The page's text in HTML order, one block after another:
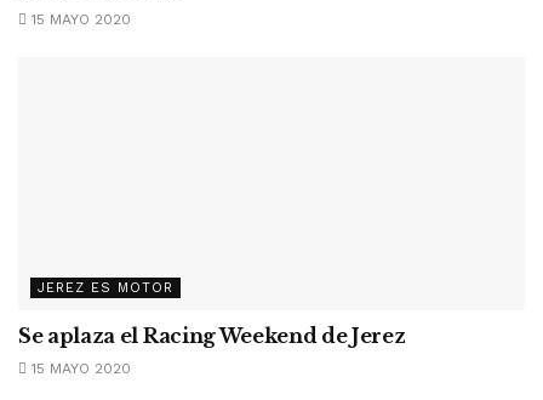
15 MAYO 2020
JEREZ ES MOTOR
Se aplaza el Racing Weekend de Jerez
15 MAYO 2020